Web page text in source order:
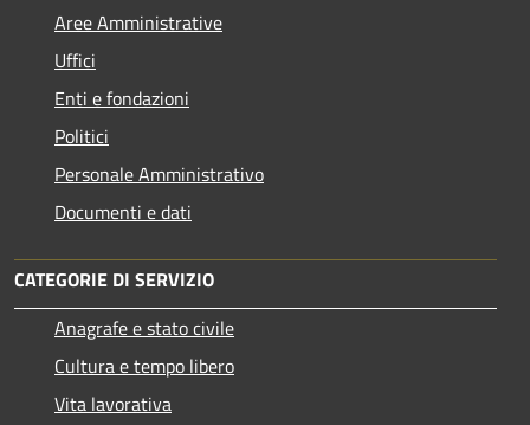
Aree Amministrative
Uffici
Enti e fondazioni
Politici
Personale Amministrativo
Documenti e dati
CATEGORIE DI SERVIZIO
Anagrafe e stato civile
Cultura e tempo libero
Vita lavorativa